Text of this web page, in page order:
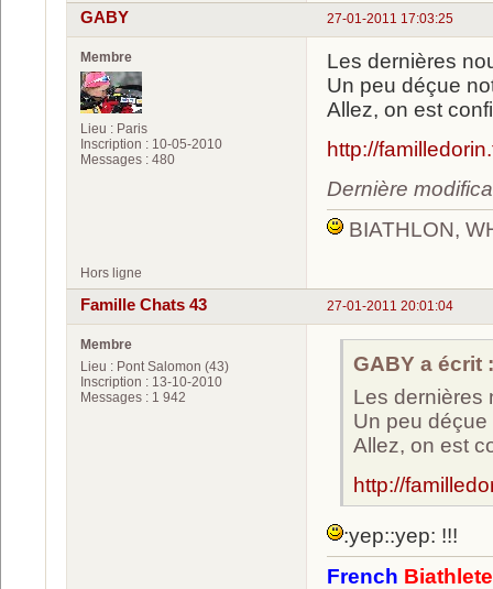
27-01-2011 17:03:25
GABY
Membre
Lieu : Paris
Inscription : 10-05-2010
Messages : 480
Les dernières
Un peu déçue
Allez, on est
http://
Dernière
BIATHLON,
Hors ligne
27-01-2011 20:01:04
Famille Chats 43
Membre
Lieu : Pont Salomon (43)
Inscription : 13-10-2010
Messages : 1 942
GABY a écrit :
Les dernières
Un peu
Allez, on est
http://
:yep::yep: !!!
French